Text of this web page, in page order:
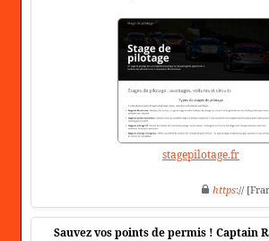
stagepilotage.fr
https://
Sauvez vos points de permis ! Captain